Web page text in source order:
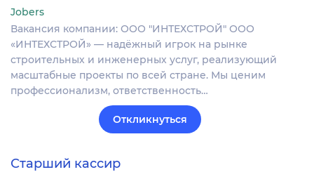
Jobers
Вакансия компании: ООО "ИНТЕХСТРОЙ" ООО
«ИНТЕХСТРОЙ» — надёжный игрок на рынке
строительных и инженерных услуг, реализующий
масштабные проекты по всей стране. Мы ценим
профессионализм, ответственность…
Откликнуться
Старший кассир